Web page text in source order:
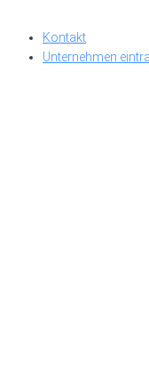
Kontakt
Unternehmen